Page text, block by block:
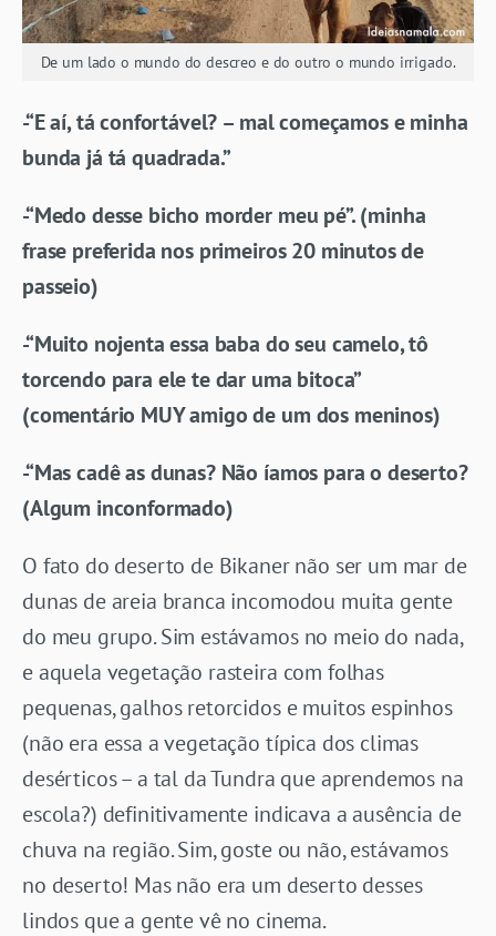
De um lado o mundo do descreo e do outro o mundo irrigado.
-“E aí, tá confortável? – mal começamos e minha
bunda já tá quadrada.”
-“Medo desse bicho morder meu pé”. (minha
frase preferida nos primeiros 20 minutos de
passeio)
-“Muito nojenta essa baba do seu camelo, tô
torcendo para ele te dar uma bitoca”
(comentário MUY amigo de um dos meninos)
-“Mas cadê as dunas? Não íamos para o deserto?
(Algum inconformado)
O fato do deserto de Bikaner não ser um mar de
dunas de areia branca incomodou muita gente
do meu grupo. Sim estávamos no meio do nada,
e aquela vegetação rasteira com folhas
pequenas, galhos retorcidos e muitos espinhos
(não era essa a vegetação típica dos climas
desérticos – a tal da Tundra que aprendemos na
escola?) definitivamente indicava a ausência de
chuva na região. Sim, goste ou não, estávamos
no deserto! Mas não era um deserto desses
lindos que a gente vê no cinema.